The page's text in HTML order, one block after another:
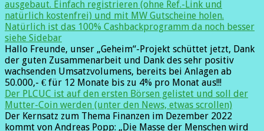
ausgebaut. Einfach registrieren (ohne Ref.-Link und
natürlich kostenfrei) und mit MW Gutscheine holen.
Natürlich ist das 100% Cashbackprogramm da noch besser
siehe Sidebar
Hallo Freunde, unser „Geheim“-Projekt schüttet jetzt, Dank
der guten Zusammenarbeit und Dank des sehr positiv
wachsenden Umsatzvolumens, bereits bei Anlagen ab
50.000,- € für 12 Monate bis zu 4% pro Monat aus!!!
Der PLCUC ist auf den ersten Börsen gelistet und soll der
Mutter-Coin werden (unter den News, etwas scrollen)
Der Kernsatz zum Thema Finanzen im Dezember 2022
kommt von Andreas Popp: „Die Masse der Menschen wird